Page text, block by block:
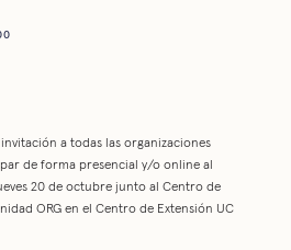
a todas las organizaciones
de forma presencial y/o online al
20 de octubre junto al Centro de
ORG en el Centro de Extensión UC